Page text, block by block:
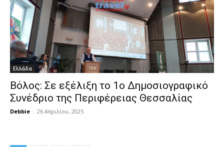
Ελλάδα
Βόλος: Σε εξέλιξη το 1ο Δημοσιογραφικό
Συνέδριο της Περιφέρειας Θεσσαλίας
Debbie - 26 Απριλίου, 2025